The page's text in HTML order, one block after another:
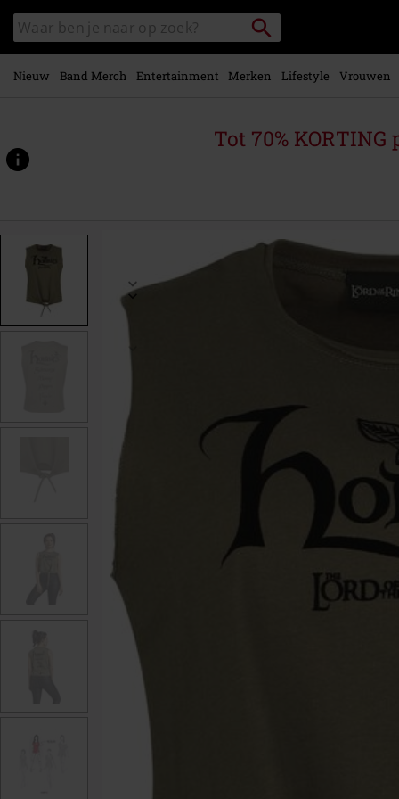
naar
hoofdinhoud
Zoek
in
catalogus
Packstation
zoeken
Nieuw Band Merch Entertainment Merken Lifestyle Vrouwen
Tot 70% KORTING
www.large.nl/p/hobbits/591625.html